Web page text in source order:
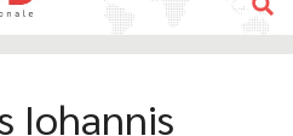
Iohannis